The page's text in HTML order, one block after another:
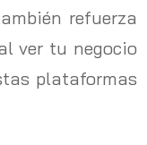
refuerza
ver tu negocio
plataformas